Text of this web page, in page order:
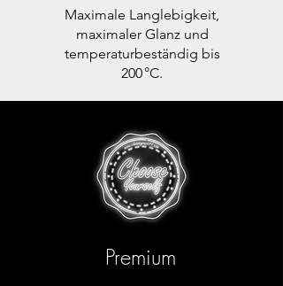
Maximale Langlebigkeit,
maximaler Glanz und
temperaturbeständig bis
200 °C.
Premium